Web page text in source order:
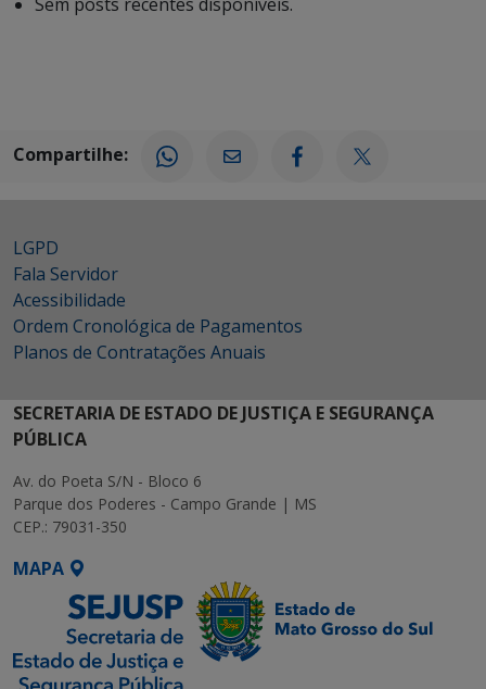
Compartilhe:
LGPD
Fala Servidor
Acessibilidade
Ordem Cronológica de Pagamentos
Planos de Contratações Anuais
SECRETARIA DE ESTADO DE JUSTIÇA E SEGURANÇA
PÚBLICA
Av. do Poeta S/N - Bloco 6
Parque dos Poderes - Campo Grande | MS
CEP.: 79031-350
MAPA